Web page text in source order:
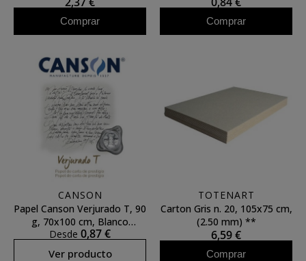
Comprar Comprar
CANSON
Papel Canson Verjurado T, 90
g, 70x100 cm, Blanco
(Torreon)
Desde 0,87 €
Ver producto
TOTENART
Carton Gris n. 20, 105x75 cm,
(2.50 mm) **
6,59 €
Comprar